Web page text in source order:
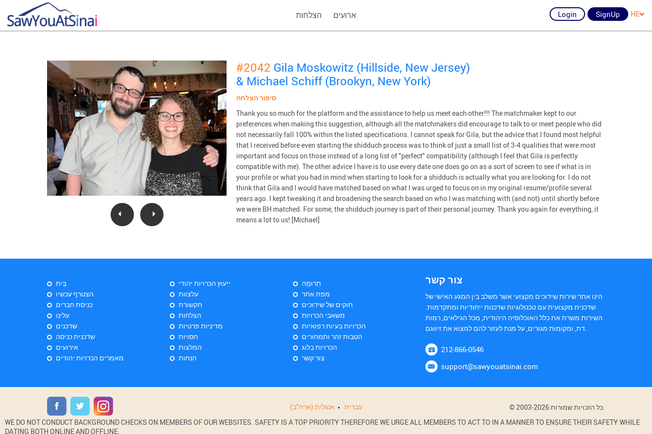
הצלחות ארועים Login SignUp HE
#2042 Gila Moskowitz (Hillside, New Jersey)
& Michael Schiff (Brookyn, New York)
סיפור הצלחה
Thank you so much for the platform and the assistance to help us meet each other!!! The matchmaker kept to our
preferences when making this suggestion, although all the matchmakers did encourage to talk to or meet people who did
not necessarily fall 100% within the listed specifications. I cannot speak for Gila, but the advice that I found most helpful
that I received before even starting the shidduch process was to think of just a small list of 3-4 qualities that were most
important and focus on those instead of a long list of "perfect" compatibility (although I feel that Gila is perfectly
compatible with me). The other advice I have is to use every date one does go on as a sort of screen to see if what is in
your profile or what you had in mind when starting to look for a shidduch is actually what you are looking for. I do not
think that Gila and I would have matched based on what I was urged to focus on in my original resume/profile several
years ago. I kept tweaking it and broadening the search based on who I was matching with (and not) until shortly before
we were BH matched. For some, the shidduch journey is part of their personal journey. Thank you again for everything, it
means a lot to us! [Michael]
בַּיִת
הצטרף עכשיו
כניסת חברים
עלינו
שדכנים
שדכנית כניסה
אירועים
מאמרים הכרויות יהודים
ייעוץ הכרויות יהודי
עלצוות
תקשורת
הצלחות
מדיניות פרטיות
חסויות
המלצות
הנחות
תְרוּמָה
מפת אתר
חוקים של שידוכים
משאבי הכרויות
הכרויות בעיות רפואיות
הטבות זהר ותמחורים
הכרויות בלוג
צור קשר
צור קשר
הינו אתר שירות שידוכים מקצועי אשר משלב בין המגע האישי של
שדכנית מקצועית עם טכנולוגיות שדכנות ייחודיות ומתקדמות.
השירות משרת את כלל האוכלוסיה היהודית, מכל הגילאים, רמות
דת, ומקומות מגורים, על מנת לעזור להם למצוא את זיווגם.
212-866-0546
support@sawyouatsinai.com
אנגלית (ארה"ב) עִברִית
© 2003-2026 כל הזכויות שמורות.
WE DO NOT CONDUCT BACKGROUND CHECKS ON MEMBERS OF OUR WEBSITES. SAFETY IS A TOP PRIORITY THEREFORE WE URGE ALL MEMBERS TO ACT TO IN A MANNER TO ENSURE THEIR SAFETY WHILE
DATING BOTH ONLINE AND OFFLINE.